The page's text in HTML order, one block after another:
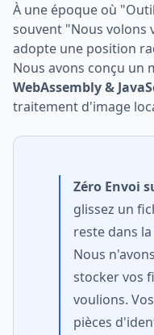
À une époque où
souvent "Nous volons
adopte une position
Nous avons conçu un
WebAssembly &
traitement d'image
Zéro Envoi
glissez un
reste dans
Nous
stocker vos
voulions.
pièces